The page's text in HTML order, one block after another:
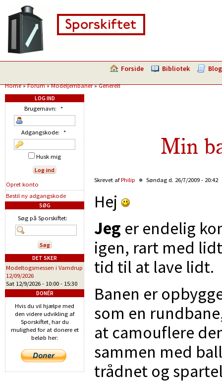
Forside Bibliotek Blog
Home»Forum»Modeljernbaner»Generelt
Min
Skrevet afPhilip Søndag d. 26/7/2009 - 20:42
Hej
Jeg er endelig
igen, rart med
tid til at lave lidt.
Banen er
som en
at camouflere
sammen med
trådnet og
LOG IND
Brugernavn: *
Adgangskode: *
Husk mig
Opret konto
Bestil ny adgangskode
SØG
Søg på Sporskiftet:
DET SKER
Modeltogsmessen i Vamdrup
12/09/2026
Sat 12/9/2026 - 10:00 - 15:30
DONÉR
Hvis du vil hjælpe med
den videre udvikling af
Sporskiftet, har du
mulighed for at donere et
beløb her: